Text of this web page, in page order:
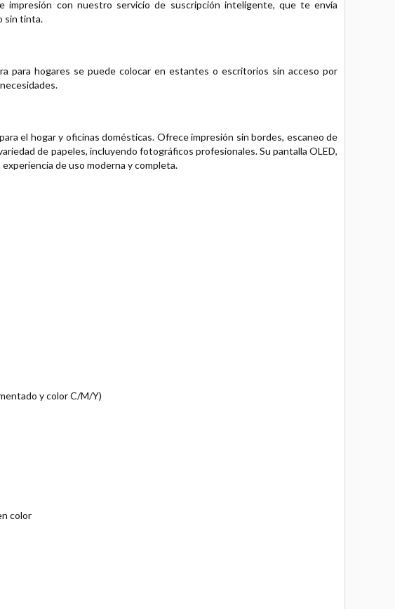
con nuestro servicio de suscripción inteligente, que te envía
sin tinta.
para hogares se puede colocar en estantes o escritorios sin acceso por
el hogar y oficinas domésticas. Ofrece impresión sin bordes, escaneo de
de papeles, incluyendo fotográficos profesionales. Su pantalla OLED,
de uso moderna y completa.
y color C/M/Y)
color